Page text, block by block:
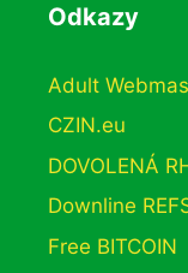
Odkazy
Adult
CZIN.eu
DOVOLENÁ
Downline
Free BITCOIN